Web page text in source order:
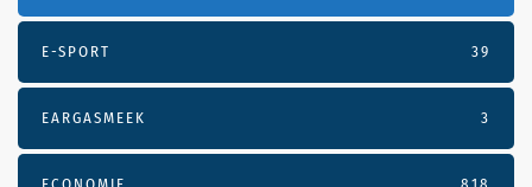
E-SPORT 39
EARGASMEEK 3